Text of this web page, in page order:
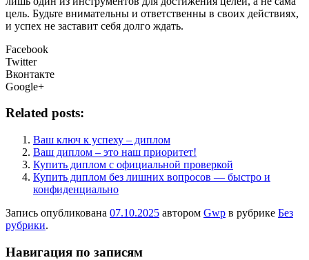
цель. Будьте внимательны и ответственны в своих действиях,
и успех не заставит себя долго ждать.
Facebook
Twitter
Вконтакте
Google+
Related posts:
Ваш ключ к успеху – диплом
Ваш диплом – это наш приоритет!
Купить диплом с официальной проверкой
Купить диплом без лишних вопросов — быстро и
конфиденциально
Запись опубликована 07.10.2025 автором Gwp в рубрике Без
рубрики.
Навигация по записям